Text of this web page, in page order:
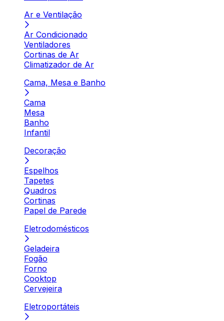
Ar e Ventilação
Ar Condicionado
Ventiladores
Cortinas de Ar
Climatizador de Ar
Cama, Mesa e Banho
Cama
Mesa
Banho
Infantil
Decoração
Espelhos
Tapetes
Quadros
Cortinas
Papel de Parede
Eletrodomésticos
Geladeira
Fogão
Forno
Cooktop
Cervejeira
Eletroportáteis